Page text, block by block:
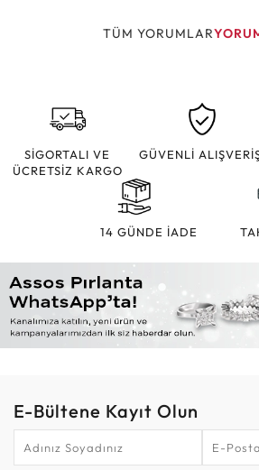
TÜM YORUMLAR
SİGORTALI VE
ÜCRETSİZ KARGO
GÜVENLİ
14 GÜNDE İADE
E-Bültene Kayıt Olun